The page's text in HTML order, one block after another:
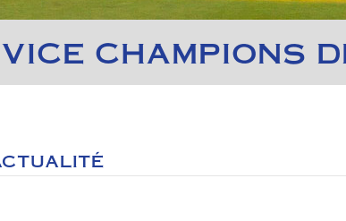
CHAMPIONS